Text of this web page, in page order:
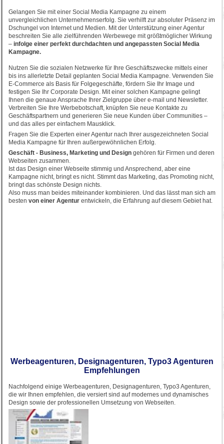
Gelangen Sie mit einer Social Media Kampagne zu einem
unvergleichlichen Unternehmenserfolg. Sie verhilft zur absoluter Präsenz im
Dschungel von Internet und Medien. Mit der Unterstützung einer Agentur
beschreiten Sie alle zielführenden Werbewege mit größtmöglicher Wirkung
– infolge einer perfekt durchdachten und angepassten Social Media
Kampagne.
Nutzen Sie die sozialen Netzwerke für Ihre Geschäftszwecke mittels einer
bis ins allerletzte Detail geplanten Social Media Kampagne. Verwenden Sie
E-Commerce als Basis für Folgegeschäfte, fördern Sie Ihr Image und
festigen Sie Ihr Corporate Design. Mit einer solchen Kampagne gelingt
Ihnen die genaue Ansprache Ihrer Zielgruppe über e-mail und Newsletter.
Verbreiten Sie Ihre Werbebotschaft, knüpfen Sie neue Kontakte zu
Geschäftspartnern und generieren Sie neue Kunden über Communities –
und das alles per einfachem Mausklick.
Fragen Sie die Experten einer Agentur nach Ihrer ausgezeichneten Social
Media Kampagne für Ihren außergewöhnlichen Erfolg.
Geschäft - Business, Marketing und Design gehören für Firmen und deren
Webseiten zusammen.
Ist das Design einer Webseite stimmig und Ansprechend, aber eine
Kampagne nicht, bringt es nicht. Stimmt das Marketing, das Promoting nicht,
bringt das schönste Design nichts.
Also muss man beides miteinander kombinieren. Und das lässt man sich am
besten von einer Agentur entwickeln, die Erfahrung auf diesem Gebiet hat.
Werbeagenturen, Designagenturen, Typo3 Agenturen
Empfehlungen
Nachfolgend einige Werbeagenturen, Designagenturen, Typo3 Agenturen,
die wir Ihnen empfehlen, die versiert sind auf modernes und dynamisches
Design sowie der professionellen Umsetzung von Webseiten.